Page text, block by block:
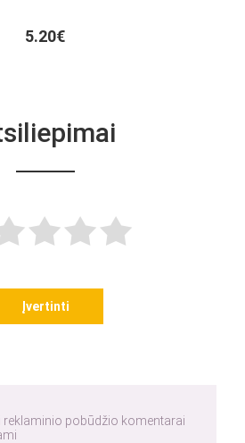
5.20€
Įvertinti
reklaminio pobūdžio komentarai